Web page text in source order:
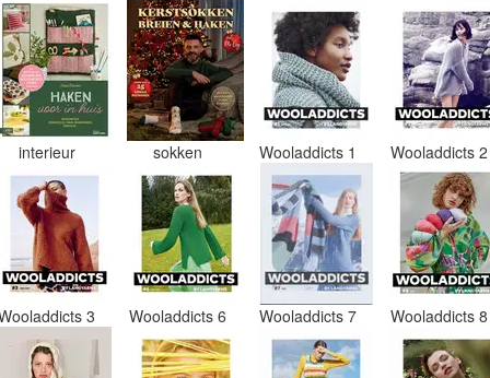
interieur sokken Wooladdicts 1 Wooladdicts
3 Wooladdicts 6 Wooladdicts 7 Wooladdicts